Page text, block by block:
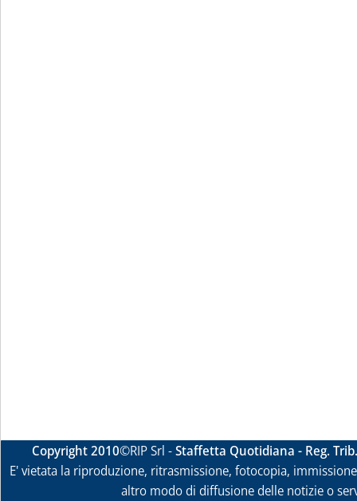
Copyright 2010©RIP Srl -Staffetta Quotidiana - Reg.
E' vietata la riproduzione, ritrasmissione, fotocopia,
altro modo di diffusione delle notizie o